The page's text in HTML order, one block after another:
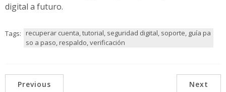
digital a futuro.
Tags:
recuperar cuenta, tutorial, seguridad digital, soporte, guía pa
so a paso, respaldo, verificación
Previous Next